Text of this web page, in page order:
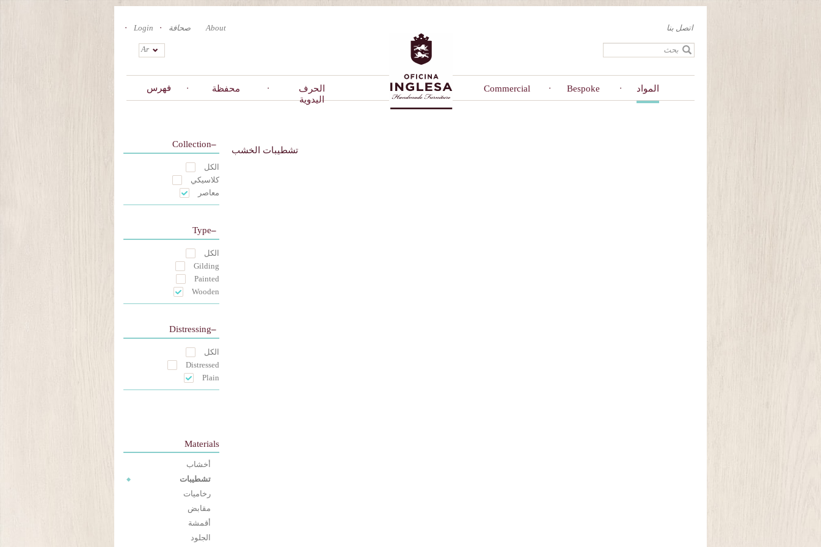
About صحافة Login اتصل بنا
Ar
فهرس محفظة
الحرف
اليدوية
Commercial Bespoke المواد
Collection
الكل
كلاسيكي
معاصر
Type
الكل
Gilding
Painted
Wooden
Distressing
الكل
Distressed
Plain
Materials
أخشاب
تشطيبات
رخاميات
مقابض
أقمشة
الجلود
تشطيبات الخشب